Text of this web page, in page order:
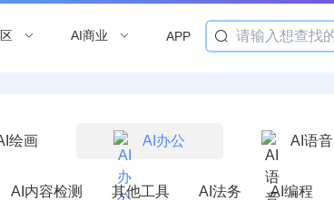
AI商业 APP
绘画 AI办公 AI语音
AI内容检测 其他工具 AI法务 AI编程